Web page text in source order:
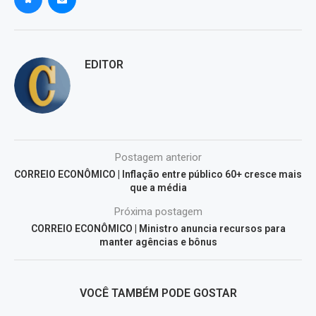
EDITOR
Postagem anterior
CORREIO ECONÔMICO | Inflação entre público 60+ cresce mais
que a média
Próxima postagem
CORREIO ECONÔMICO | Ministro anuncia recursos para
manter agências e bônus
VOCÊ TAMBÉM PODE GOSTAR